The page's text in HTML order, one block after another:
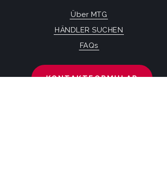
Über MTG
HÄNDLER SUCHEN
FAQs
KONTAKTFORMULAR